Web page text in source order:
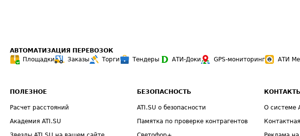
АВТОМАТИЗАЦИЯ ПЕРЕВОЗОК
Площадки
Заказы Торги Тендеры АТИ-Доки GPS-мониторинг АТИ
ПОЛЕЗНОЕ
Расчет расстояний
Академия ATI.SU
БЕЗОПАСНОСТЬ
ATI.SU о безопасности
Памятка по проверке контрагентов
О системе